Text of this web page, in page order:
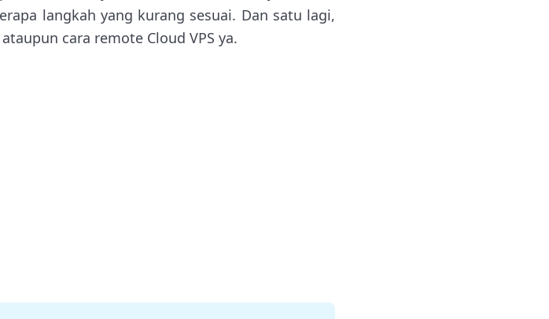
langkah yang kurang sesuai. Dan satu lagi,
cara remote Cloud VPS ya.